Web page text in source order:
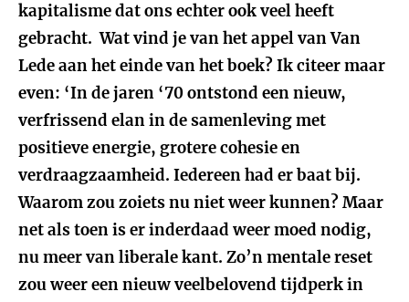
kapitalisme dat ons echter ook veel heeft
gebracht. Wat vind je van het appel van Van
Lede aan het einde van het boek? Ik citeer maar
even: ‘In de jaren ‘70 ontstond een nieuw,
verfrissend elan in de samenleving met
positieve energie, grotere cohesie en
verdraagzaamheid. Iedereen had er baat bij.
Waarom zou zoiets nu niet weer kunnen? Maar
net als toen is er inderdaad weer moed nodig,
nu meer van liberale kant. Zo’n mentale reset
zou weer een nieuw veelbelovend tijdperk in